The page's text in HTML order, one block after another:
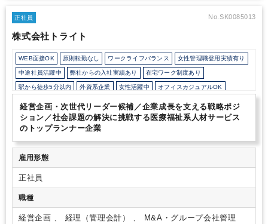
点を拡大してきました。
「2032年までに1,000名体制」を目標
ける方を募集しています。
す。裁量をもって企業の成長に貢献したい方におすすめの求人で
す。
正社員 No.SK0085013
株式会社トライト
WEB面接OK 原則転勤なし ワークライフバランス 女性管理職登用実績有り
中途社員活躍中 弊社からの入社実績あり 在宅ワーク制度あり
駅から徒歩5分以内 外資系企業 女性活躍中 オフィスカジュアルOK
育児・託児支援制度 年間休日120日以上
経営企画・次世代リーダー候補／企業成長を支える戦略ポジ
ション／社会課題の解決に挑戦する医療福祉系人材サービス
のトップランナー企業
雇用形態
正社員
職種
経営企画 、 経理（管理会計） 、 M&A・グループ会社管理